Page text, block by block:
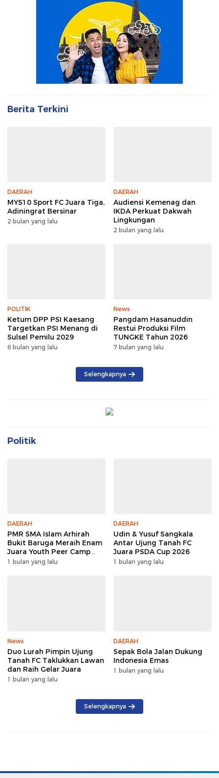
Berita Terkini
DAERAH
MYS10 Sport FC Juara Tiga,
Adiningrat Bersinar
2 bulan yang lalu
DAERAH
Audiensi Kemenag dan
IKDA Perkuat Dakwah
Lingkungan
2 bulan yang lalu
POLITIK
Ketum DPP PSI Kaesang
Targetkan PSI Menang di
Sulsel Pemilu 2029
6 bulan yang lalu
News
Pangdam Hasanuddin
Restui Produksi Film
TUNGKE Tahun 2026
7 bulan yang lalu
Selengkapnya
Politik
DAERAH
PMR SMA Islam Arhirah
Bukit Baruga Meraih Enam
Juara Youth Peer Camp
2026
1 bulan yang lalu
DAERAH
Udin & Yusuf Sangkala
Antar Ujung Tanah FC
Juara PSDA Cup 2026
1 bulan yang lalu
News
Duo Lurah Pimpin Ujung
Tanah FC Taklukkan Lawan
dan Raih Gelar Juara
1 bulan yang lalu
DAERAH
Sepak Bola Jalan Dukung
Indonesia Emas
1 bulan yang lalu
Selengkapnya